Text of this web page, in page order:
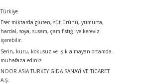
Türkiye
Eser miktarda gluten, süt ürünü, yumurta,
hardal, soya, susam, çam fıstığı ve kereviz
içerebilir.
Serin, kuru, kokusuz ve ışık almayan ortamda
muhafaza ediniz
NOOR ASİA TURKEY GIDA SANAYİ VE TİCARET
A.Ş.